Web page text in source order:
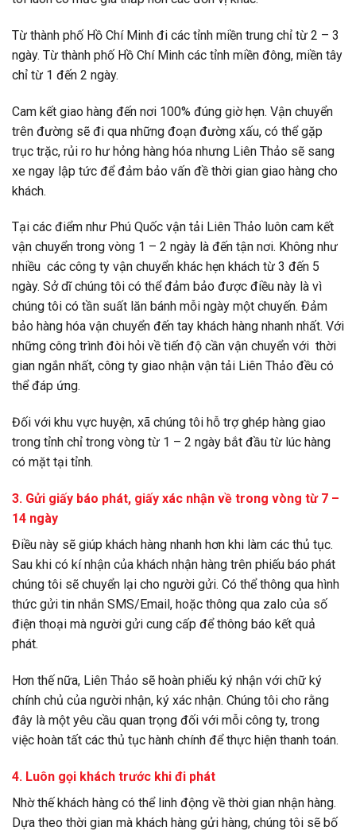
Từ thành phố Hồ Chí Minh đi các tỉnh miền trung chỉ từ 2 – 3
ngày. Từ thành phố Hồ Chí Minh các tỉnh miền đông, miền tây
chỉ từ 1 đến 2 ngày.
Cam kết giao hàng đến nơi 100% đúng giờ hẹn. Vận chuyển
trên đường sẽ đi qua những đoạn đường xấu, có thể gặp
trục trặc, rủi ro hư hỏng hàng hóa nhưng Liên Thảo sẽ sang
xe ngay lập tức để đảm bảo vấn đề thời gian giao hàng cho
khách.
Tại các điểm như Phú Quốc vận tải Liên Thảo luôn cam kết
vận chuyển trong vòng 1 – 2 ngày là đến tận nơi. Không như
nhiều các công ty vận chuyển khác hẹn khách từ 3 đến 5
ngày. Sở dĩ chúng tôi có thể đảm bảo được điều này là vì
chúng tôi có tần suất lăn bánh mỗi ngày một chuyến. Đảm
bảo hàng hóa vận chuyển đến tay khách hàng nhanh nhất. Với
những công trình đòi hỏi về tiến độ cần vận chuyển với thời
gian ngắn nhất, công ty giao nhận vận tải Liên Thảo đều có
thể đáp ứng.
Đối với khu vực huyện, xã chúng tôi hỗ trợ ghép hàng giao
trong tỉnh chỉ trong vòng từ 1 – 2 ngày bắt đầu từ lúc hàng
có mặt tại tỉnh.
3. Gửi giấy báo phát, giấy xác nhận về trong vòng từ 7 –
14 ngày
Điều này sẽ giúp khách hàng nhanh hơn khi làm các thủ tục.
Sau khi có kí nhận của khách nhận hàng trên phiếu báo phát
chúng tôi sẽ chuyển lại cho người gửi. Có thể thông qua hình
thức gửi tin nhắn SMS/Email, hoặc thông qua zalo của số
điện thoại mà người gửi cung cấp để thông báo kết quả
phát.
Hơn thế nữa, Liên Thảo sẽ hoàn phiếu ký nhận với chữ ký
chính chủ của người nhận, ký xác nhận. Chúng tôi cho rằng
đây là một yêu cầu quan trọng đối với mỗi công ty, trong
việc hoàn tất các thủ tục hành chính để thực hiện thanh toán.
4. Luôn gọi khách trước khi đi phát
Nhờ thế khách hàng có thể linh động về thời gian nhận hàng.
Dựa theo thời gian mà khách hàng gửi hàng, chúng tôi sẽ bố